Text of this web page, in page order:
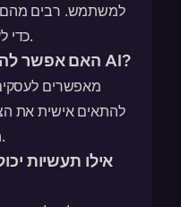
למשתמש. רבים מהם
כדי לעזור לעסקים להתחיל במהירות.
האם אפשר להתאים אישית תוכנות צ’אט AI?
להתאים אישית את
המיוחדים שלהם ולמותג שלהם.
אילו תעשיות